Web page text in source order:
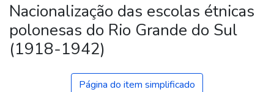
Nacionalização das escolas étnicas
polonesas do Rio Grande do Sul
(1918-1942)
Página do item simplificado